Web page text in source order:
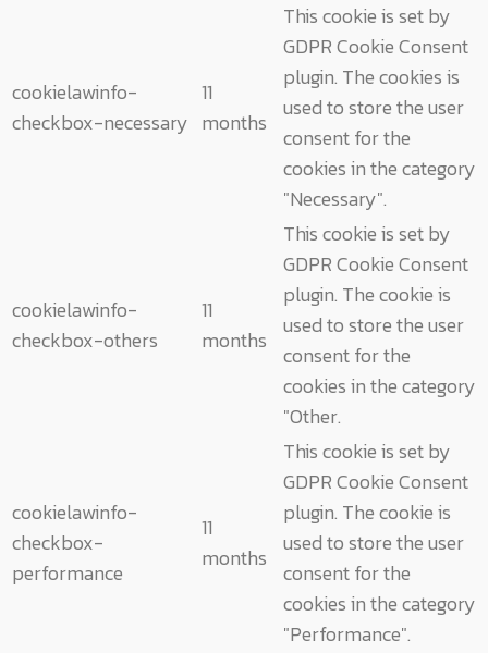
cookielawinfo-
checkbox-necessary
11
months
This cookie is set by
GDPR Cookie Consent
plugin. The cookies is
used to store the user
consent for the
cookies in the category
"Necessary".
cookielawinfo-
checkbox-others
11
months
This cookie is set by
GDPR Cookie Consent
plugin. The cookie is
used to store the user
consent for the
cookies in the category
"Other.
cookielawinfo-
checkbox-
performance
11
months
This cookie is set by
GDPR Cookie Consent
plugin. The cookie is
used to store the user
consent for the
cookies in the category
"Performance".